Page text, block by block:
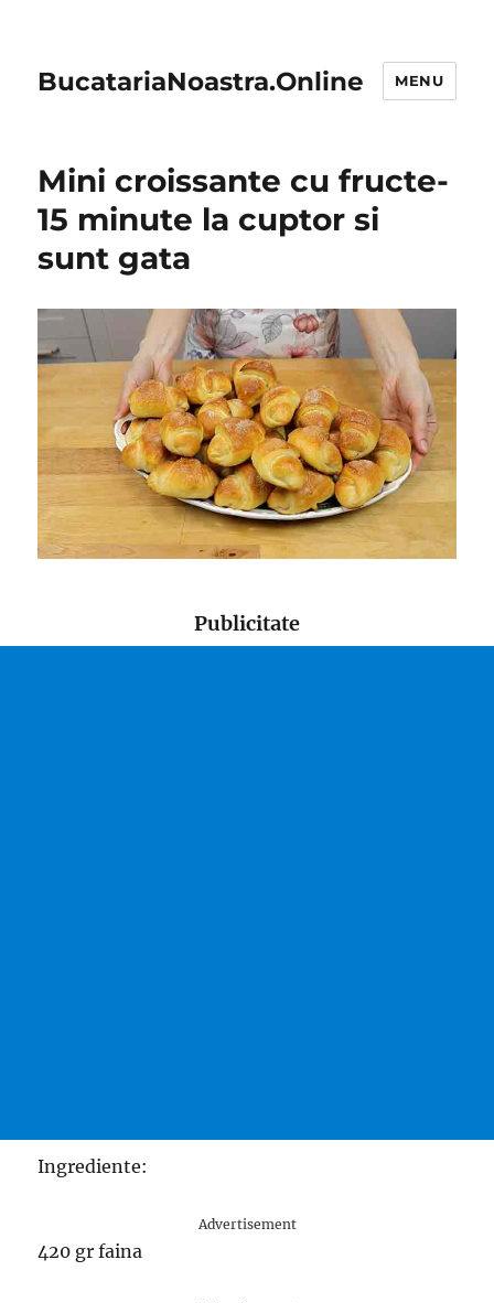
BucatariaNoastra.Online MENU
Mini croissante cu fructe-
15 minute la cuptor si
sunt gata
Publicitate
Ingrediente:
Advertisement
420 gr faina